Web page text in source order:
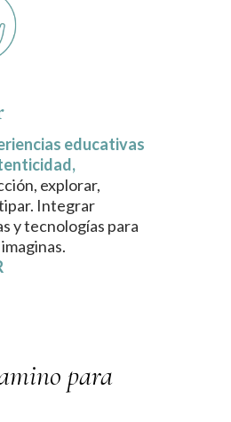
educativas
explorar,
Integrar
y tecnologías para
para